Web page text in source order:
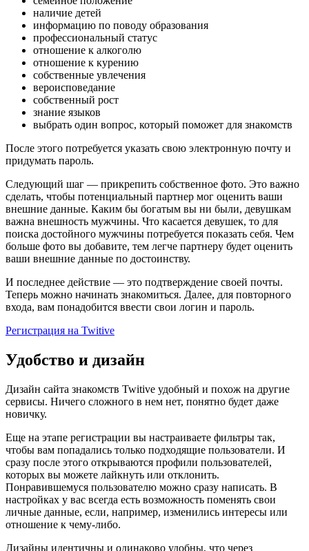
наличие детей
информацию по поводу образования
профессиональный статус
отношение к алкоголю
отношение к курению
собственные увлечения
вероисповедание
собственный рост
знание языков
выбрать один вопрос, который поможет для знакомств
После этого потребуется указать свою электронную почту и
придумать пароль.
Следующий шаг ― прикрепить собственное фото. Это важно
сделать, чтобы потенциальный партнер мог оценить ваши
внешние данные. Каким бы богатым вы ни были, девушкам
важна внешность мужчины. Что касается девушек, то для
поиска достойного мужчины потребуется показать себя. Чем
больше фото вы добавите, тем легче партнеру будет оценить
ваши внешние данные по достоинству.
И последнее действие ― это подтверждение своей почты.
Теперь можно начинать знакомиться. Далее, для повторного
входа, вам понадобится ввести свои логин и пароль.
Регистрация на Twitive
Удобство и дизайн
Дизайн сайта знакомств Twitive удобный и похож на другие
сервисы. Ничего сложного в нем нет, понятно будет даже
новичку.
Еще на этапе регистрации вы настраиваете фильтры так,
чтобы вам попадались только подходящие пользователи. И
сразу после этого открываются профили пользователей,
которых вы можете лайкнуть или отклонить.
Понравившемуся пользователю можно сразу написать. В
настройках у вас всегда есть возможность поменять свои
личные данные, если, например, изменились интересы или
отношение к чему-либо.
Дизайны идентичны и одинаково удобны, что через